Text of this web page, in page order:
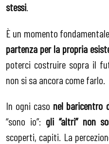
stessi.
È un momento
partenza per la propria
poterci costruire sopra il
non si sa ancora come farlo.
In ogni caso nel baricentro
“sono io”: gli “altri” non
scoperti, capiti. La